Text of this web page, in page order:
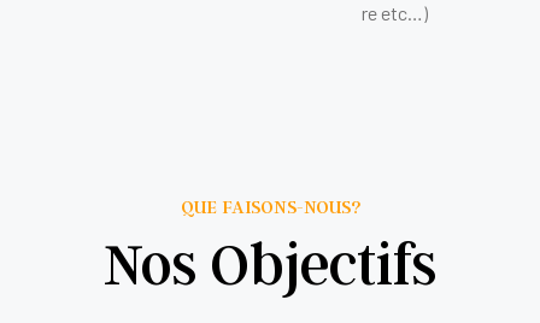
re etc…)
QUE FAISONS-NOUS?
Nos Objectifs